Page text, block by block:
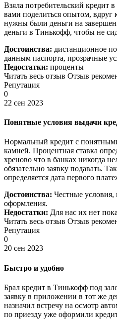
Взяла потребительский кредит
вами поделиться опытом,
нужны были деньги на
деньги в Тинькофф, чтобы не
Достоинства: дистанционное
данным паспорта, прозрачные
Недостатки: проценты
Читать весь отзыв Отзыв
Репутация
0
22 сен 2023
Понятные условия выдачи
Нормальный кредит с
камней. Процентная ставка
хреново что в банках никогда
обязательно заявку подавать.
определяется дата первого
Достоинства: Честные
оформления.
Недостатки: Для нас их нет
Читать весь отзыв Отзыв
Репутация
0
20 сен 2023
Быстро и удобно
Брал кредит в Тинькофф под
заявку в приложении в тот же
назначил встречу на осмотр
по приезду уже оформили